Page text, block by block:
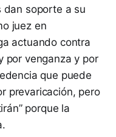
dan soporte a su
juez en
actuando contra
por venganza y por
que puede
prevaricación, pero
porque la